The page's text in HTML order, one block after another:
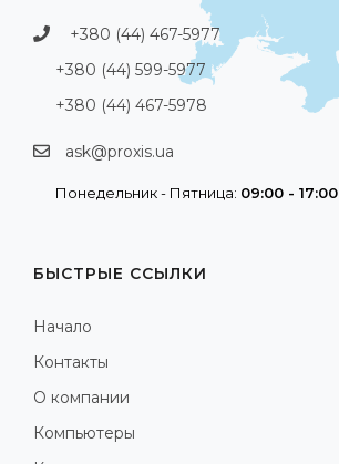
+380 (44) 467-5977
+380 (44) 599-5977
+380 (44) 467-5978
ask@proxis.ua
Понедельник - Пятница: 09:00 - 17:00
БЫСТРЫЕ ССЫЛКИ
Начало
Контакты
О компании
Компьютеры